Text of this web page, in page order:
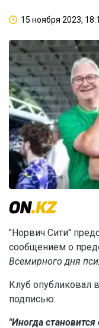
15 ноября 2023,
"Норвич Сити"
сообщением о
Всемирного дня
Клуб опубликовал
подписью:
"Иногда